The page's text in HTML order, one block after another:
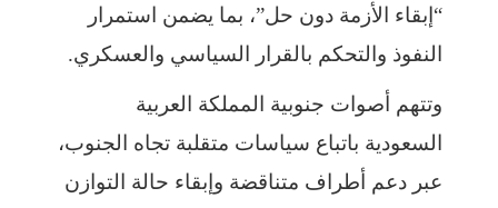
“إبقاء الأزمة دون حل”، بما يضمن استمرار
النفوذ والتحكم بالقرار السياسي والعسكري.
وتتهم أصوات جنوبية المملكة العربية
السعودية باتباع سياسات متقلبة تجاه الجنوب،
عبر دعم أطراف متناقضة وإبقاء حالة التوازن